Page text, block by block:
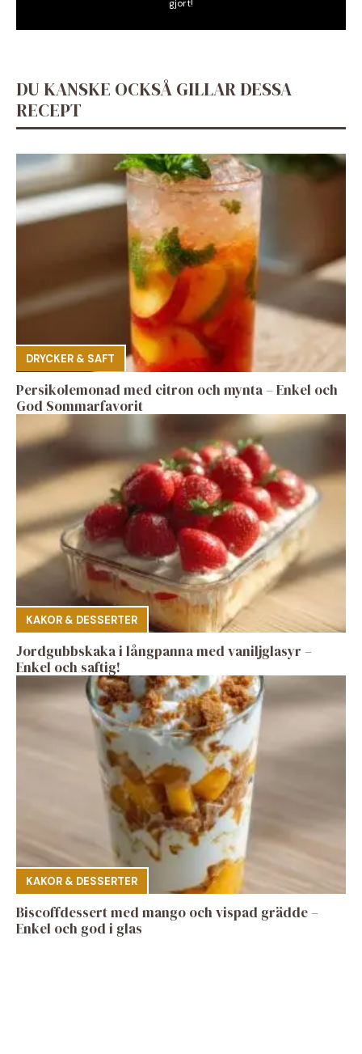
gjort!
DU KANSKE OCKSÅ GILLAR DESSA
RECEPT
DRYCKER & SAFT
Persikolemonad med citron och mynta – Enkel och
God Sommarfavorit
KAKOR & DESSERTER
Jordgubbskaka i långpanna med vaniljglasyr –
Enkel och saftig!
KAKOR & DESSERTER
Biscoffdessert med mango och vispad grädde –
Enkel och god i glas